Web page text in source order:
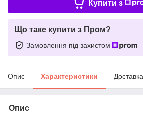
Купити з
Що таке купити з Пром?
Замовлення під захистом
Опис Характеристики Доставка
Опис